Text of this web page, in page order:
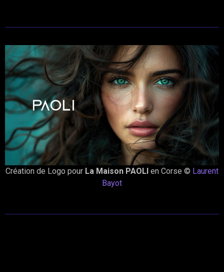
Création de Logo pour La Maison PAOLI en Corse © Laurent
Bayot